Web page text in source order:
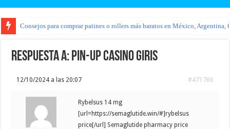
Consejos para comprar patines o rollers más baratos en México, Argentina,
Respuesta a: pin-up casino giris
12/10/2024 a las 20:07 #471786
Rybelsus 14 mg
[url=https://semaglutide.win/#]rybelsus
price[/url] Semaglutide pharmacy price